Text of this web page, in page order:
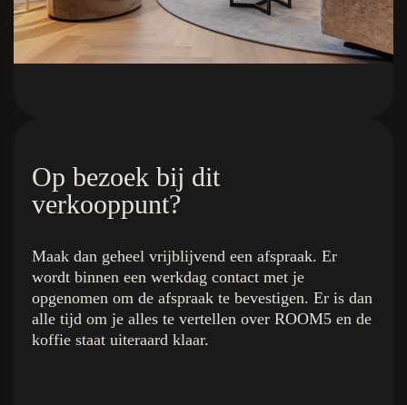
Op bezoek bij dit
verkooppunt?
Maak dan geheel vrijblijvend een afspraak. Er
wordt binnen een werkdag contact met je
opgenomen om de afspraak te bevestigen. Er is dan
alle tijd om je alles te vertellen over ROOM5 en de
koffie staat uiteraard klaar.